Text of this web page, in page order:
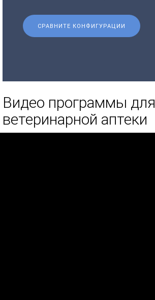
СРАВНИТЕ КОНФИГУРАЦИИ
Видео программы для
ветеринарной аптеки